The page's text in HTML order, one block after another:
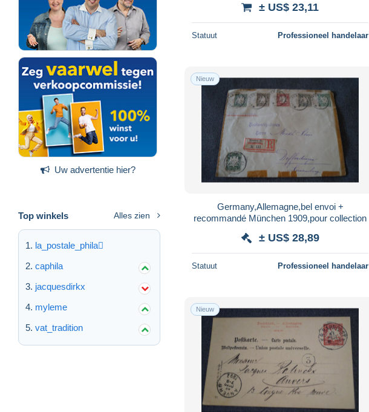
Uw advertentie hier?
Top winkels Alles zien
la_postale_phila
caphila
jacquesdirkx
myleme
vat_tradition
w div.Frankaturen
± US$ 23,11
Statuut Professioneel handelaar
Nieuw
Germany,Allemagne,bel envoi +
recommandé München 1909,pour collection
± US$ 28,89
Statuut Professioneel handelaar
Nieuw